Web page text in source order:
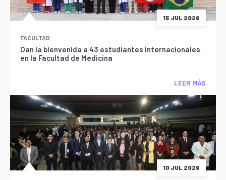
15 JUL 2026
FACULTAD
Dan la bienvenida a 43 estudiantes internacionales
en la Facultad de Medicina
LEER MÁS
10 JUL 2026